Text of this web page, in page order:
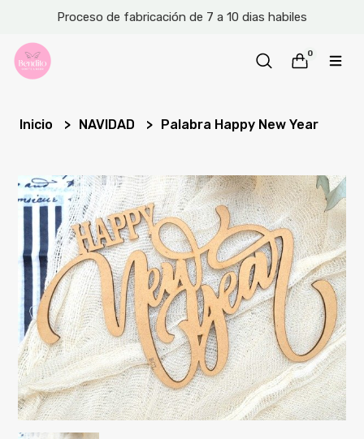
Proceso de fabricación de 7 a 10 dias habiles
0
Inicio NAVIDAD Palabra Happy New Year